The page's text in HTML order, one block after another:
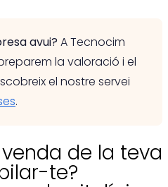
avui? A Tecnocim
la valoració i el
el nostre servei
.
de la teva
te?